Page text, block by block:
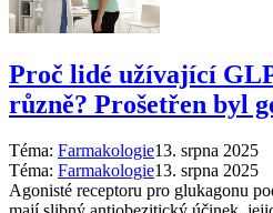
Proč lidé užívající
různě? Prošetřen byl
Téma: Farmakologie13. srpna 2025
Téma: Farmakologie13. srpna 2025
Agonisté receptoru pro glukagonu